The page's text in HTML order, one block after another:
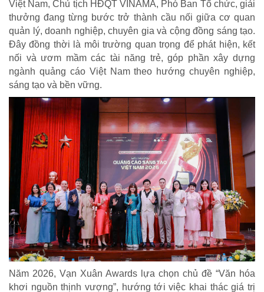
CUỘC SỐNG TƯƠI ĐẸP
Nối trọn yêu thương VTV1
Trái tim có nắng
Việt Nam, Chủ tịch HĐQT VINAMA, Phó Ban Tổ chức, giải
thưởng đang từng bước trở thành cầu nối giữa cơ quan
quản lý, doanh nghiệp, chuyên gia và cộng đồng sáng tạo.
Đây đồng thời là môi trường quan trọng để phát hiện, kết
nối và ươm mầm các tài năng trẻ, góp phần xây dựng
ngành quảng cáo Việt Nam theo hướng chuyên nghiệp,
sáng tạo và bền vững.
Năm 2026, Vạn Xuân Awards lựa chọn chủ đề “Văn hóa
khơi nguồn thịnh vượng”, hướng tới việc khai thác giá trị